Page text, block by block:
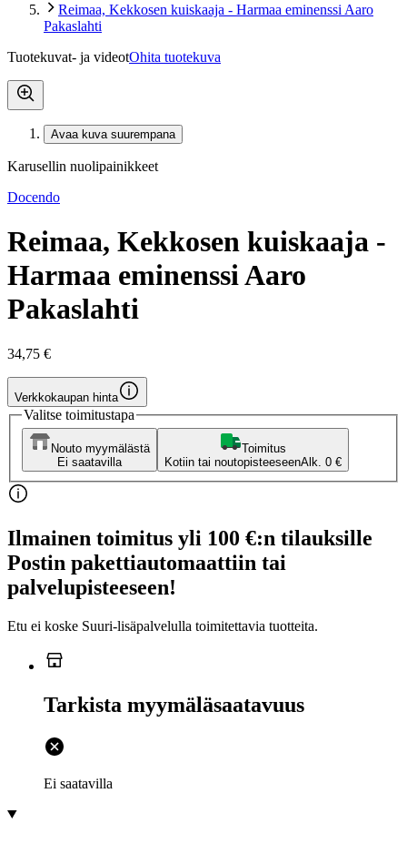
Reimaa, Kekkosen kuiskaaja - Harmaa eminenssi Aaro
Pakaslahti
Tuotekuvat- ja videotOhita tuotekuva
Avaa kuva suurempana
Karusellin nuolipainikkeet
Docendo
Reimaa, Kekkosen kuiskaaja -
Harmaa eminenssi Aaro
Pakaslahti
34,75 €
Verkkokaupan hinta
Valitse toimitustapa
Nouto myymälästä
Ei saatavilla
Toimitus
Kotiin tai noutopisteeseenAlk. 0 €
Ilmainen toimitus yli 100 €:n tilauksille
Postin pakettiautomaattiin tai
palvelupisteeseen!
Etu ei koske Suuri‑lisäpalvelulla toimitettavia tuotteita.
Tarkista myymäläsaatavuus
Ei saatavilla